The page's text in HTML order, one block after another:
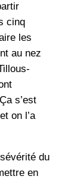
cinq
les
au nez
s’est
on l’a
du
en